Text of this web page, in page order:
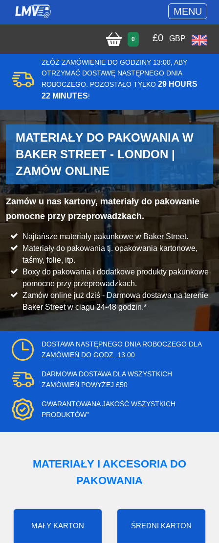
MENU
0 £0 GBP
ZŁÓŻ ZAMÓWIENIE DO GODZINY 13:00, ABY
OTRZYMAĆ DOSTAWĘ NASTĘPNEGO DNIA
ROBOCZEGO. POZOSTAŁO TYLKO 29 HOURS
22 MINUTES!
MATERIAŁY DO PAKOWANIA W
BAKER STREET - LONDON |
ZAMÓW ONLINE
Zamów u nas kartony, materiały do pakowanie
pomocne przy przeprowadzkach.
Najtańsze materiały pakunkowe w Baker Street.
Materiały do pakowania tj. opakowania kartonowe,
taśmy, folie, itp.
Boxy do pakowania i dodatkowe produkty pakunkowe
pomocne przy przeprowadzkach.
Zamów online już dziś - Darmowa dostawa na terenie
Baker Street w ciagu 24-48 godzin.*
DOSTAWA NASTĘPNEGO DNIA ROBOCZEGO DLA
ZAMÓWIEŃ DO GODZ. 13:00
DARMOWA DOSTAWA DLA WSZYSTKICH
ZAMÓWIEŃ POWYŻEJ £50
GWARANTOWANA JAKOŚĆ WSZYSTKICH
PRODUKTÓW"
MATERIAŁY I AKCESORIA DO
PAKOWANIA
MAŁY KARTON ŚREDNI KARTON